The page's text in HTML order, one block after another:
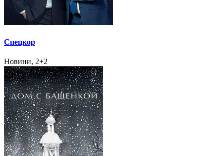
Спецкор
Новини, 2+2